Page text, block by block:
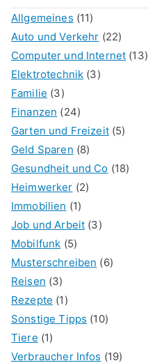
Allgemeines (11)
Auto und Verkehr (22)
Computer und Internet (13)
Elektrotechnik (3)
Familie (3)
Finanzen (24)
Garten und Freizeit(5)
Geld Sparen (8)
Gesundheit und Co (18)
Heimwerker (2)
Immobilien (1)
Job und Arbeit (3)
Mobilfunk (5)
Musterschreiben (6)
Reisen (3)
Rezepte (1)
Sonstige Tipps (10)
Tiere (1)
Verbraucher Infos (19)